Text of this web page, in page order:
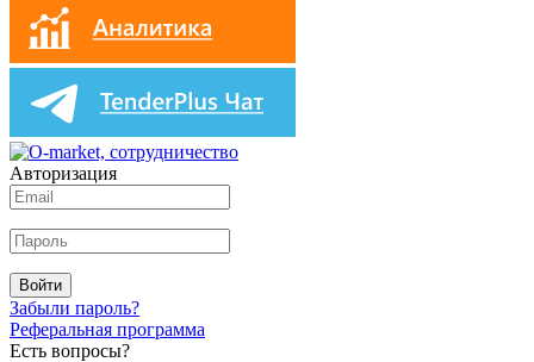
Авторизация
Войти
Забыли пароль?
Реферальная программа
Есть вопросы?